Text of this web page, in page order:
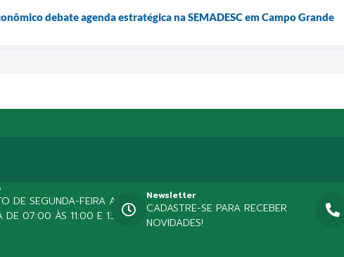
debate agenda estratégica na SEMADESC em Campo Grande
DE SEGUNDA-FEIRA A
DE 07:00 ÀS 11:00 E 13:00
Newsletter
CADASTRE-SE PARA RECEBER
NOVIDADES!